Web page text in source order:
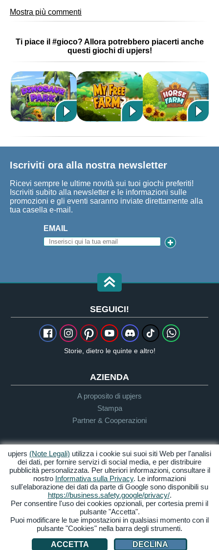
Mostra più commenti
Ti piace il #gioco? Allora potrebbero piacerti anche
questi giochi di upjers!
Iscriviti ora alla nostra newsletter
Ricevi sempre le ultime novità sui tuoi giochi preferiti!
Iscriviti subito alla newsletter e le informazioni sulle
promozioni e gli eventi saranno inviate direttamente alla
tua casella e-mail.
EMAIL
SEGUICI!
Storie, dietro le quinte e altro!
AZIENDA
A proposito di upjers
Stampa
Partner & Cooperazioni
INFO UTENTE & SUPPORTO
Guida per Let's Plays
Supporto
Legali
Privacy
Termini &
Condizioni
Gestione Cookies
upjers (Note Legali) utilizza i cookie sui suoi siti Web per l'analisi
dei dati, per fornire servizi di social media, e per distribuire
pubblicità personalizzata. Per ulteriori informazioni, consultare il
nostro Informativa sulla Privacy. Le informazioni
sull'elaborazione dei dati da parte di Google sono disponibili su
https://business.safety.google/privacy/.
Per consentire l'uso dei cookies opzionali, per cortesia premi il
pulsante "Accetta".
Puoi modificare le tue impostazioni in qualsiasi momento con il
pulsante "Cookies" nella barra degli strumenti.
ACCETTA
DECLINA